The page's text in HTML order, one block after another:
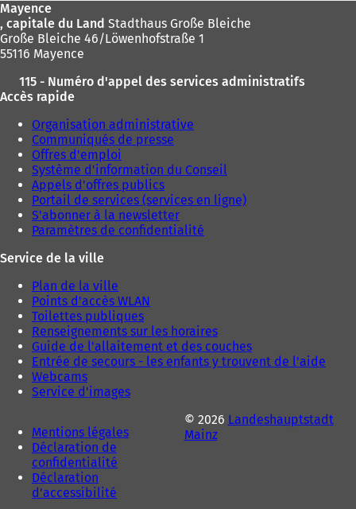
Mayence
, capitale du Land Stadthaus Große Bleiche
Große Bleiche 46/Löwenhofstraße 1
55116 Mayence
115 - Numéro d'appel des services administratifs
Accès rapide
Organisation administrative
Communiqués de presse
Offres d'emploi
Système d'information du Conseil
Appels d'offres publics
Portail de services (services en ligne)
S'abonner à la newsletter
Paramètres de confidentialité
Service de la ville
Plan de la ville
Points d'accès WLAN
Toilettes publiques
Renseignements sur les horaires
Guide de l'allaitement et des couches
Entrée de secours - les enfants y trouvent de l'aide
Webcams
Service d'images
Mentions légales
Déclaration de
confidentialité
Déclaration
d'accessibilité
© 2026 Landeshauptstadt
Mainz